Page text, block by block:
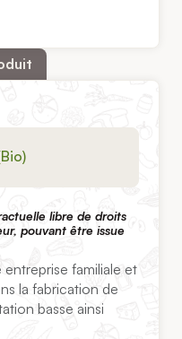
libre de droits
pouvant être issue
familiale et
la fabrication de
basse ainsi